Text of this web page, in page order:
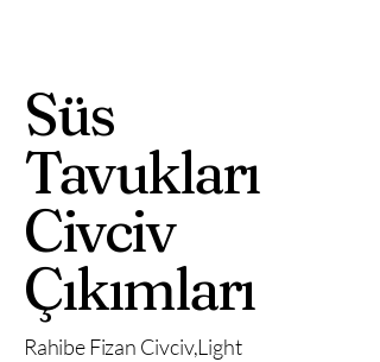
Süs
Tavukları
Civciv
Çıkımları
Rahibe Fizan Civciv,Light